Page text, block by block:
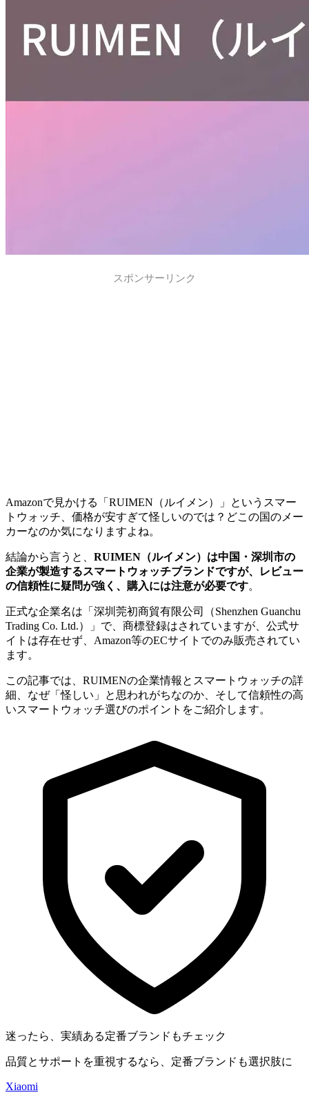
スポンサーリンク
Amazonで見かける「RUIMEN（ルイメン）」というスマー
トウォッチ、価格が安すぎて怪しいのでは？どこの国のメー
カーなのか気になりますよね。
結論から言うと、 RUIMEN（ルイメン）は中国・深圳市の
企業が製造するスマートウォッチブランドですが、レビュー
の信頼性に疑問が強く、購入には注意が必要です。
正式な企業名は「深圳莞初商貿有限公司（Shenzhen Guanchu
Trading Co. Ltd.）」で、商標登録はされていますが、公式サ
イトは存在せず、Amazon等のECサイトでのみ販売されてい
ます。
この記事では、RUIMENの企業情報とスマートウォッチの詳
細、なぜ「怪しい」と思われがちなのか、そして信頼性の高
いスマートウォッチ選びのポイントをご紹介します。
迷ったら、実績ある定番ブランドもチェック
品質とサポートを重視するなら、定番ブランドも選択肢に
Xiaomi